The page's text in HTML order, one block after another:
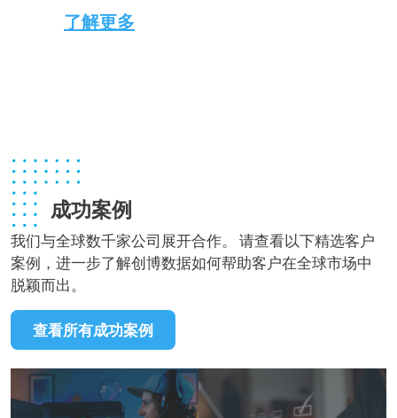
了解更多
成功案例
我们与全球数千家公司展开合作。 请查看以下精选客户
案例，进一步了解创博数据如何帮助客户在全球市场中
脱颖而出。
查看所有成功案例